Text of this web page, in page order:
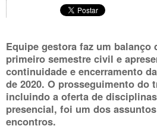
Equipe gestora faz um balanço
primeiro semestre civil e
continuidade e encerramento
de 2020. O prosseguimento do
incluindo a oferta de
presencial, foi um dos
encontros.